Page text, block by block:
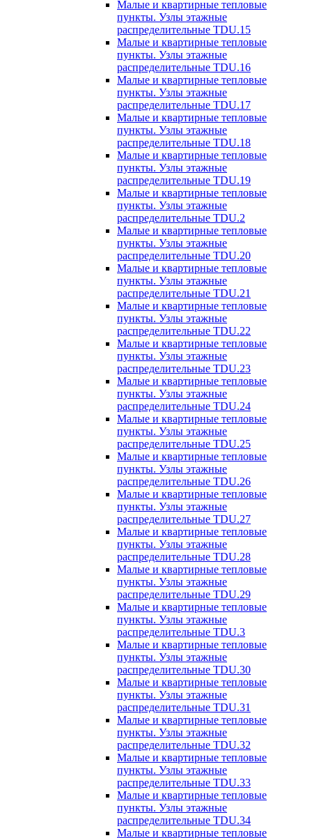
Малые и квартирные тепловые
пункты. Узлы этажные
распределительные TDU.15
Малые и квартирные тепловые
пункты. Узлы этажные
распределительные TDU.16
Малые и квартирные тепловые
пункты. Узлы этажные
распределительные TDU.17
Малые и квартирные тепловые
пункты. Узлы этажные
распределительные TDU.18
Малые и квартирные тепловые
пункты. Узлы этажные
распределительные TDU.19
Малые и квартирные тепловые
пункты. Узлы этажные
распределительные TDU.2
Малые и квартирные тепловые
пункты. Узлы этажные
распределительные TDU.20
Малые и квартирные тепловые
пункты. Узлы этажные
распределительные TDU.21
Малые и квартирные тепловые
пункты. Узлы этажные
распределительные TDU.22
Малые и квартирные тепловые
пункты. Узлы этажные
распределительные TDU.23
Малые и квартирные тепловые
пункты. Узлы этажные
распределительные TDU.24
Малые и квартирные тепловые
пункты. Узлы этажные
распределительные TDU.25
Малые и квартирные тепловые
пункты. Узлы этажные
распределительные TDU.26
Малые и квартирные тепловые
пункты. Узлы этажные
распределительные TDU.27
Малые и квартирные тепловые
пункты. Узлы этажные
распределительные TDU.28
Малые и квартирные тепловые
пункты. Узлы этажные
распределительные TDU.29
Малые и квартирные тепловые
пункты. Узлы этажные
распределительные TDU.3
Малые и квартирные тепловые
пункты. Узлы этажные
распределительные TDU.30
Малые и квартирные тепловые
пункты. Узлы этажные
распределительные TDU.31
Малые и квартирные тепловые
пункты. Узлы этажные
распределительные TDU.32
Малые и квартирные тепловые
пункты. Узлы этажные
распределительные TDU.33
Малые и квартирные тепловые
пункты. Узлы этажные
распределительные TDU.34
Малые и квартирные тепловые